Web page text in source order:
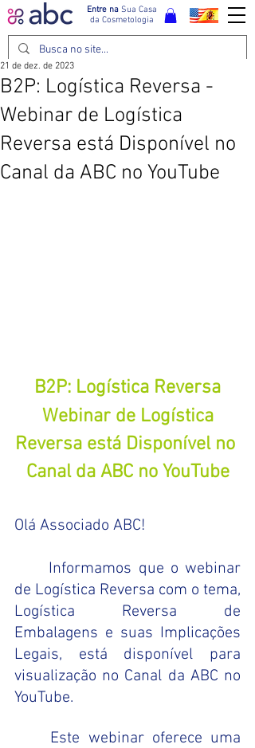
Entre naSua Casa
da Cosmetologia
B2P: Logística Reversa -
Webinar de Logística
Reversa está Disponível no
Canal da ABC no YouTube
21 de dez. de 2023
B2P: Logística Reversa
Reversa está Disponível no
Canal da ABC no YouTube
Olá Associado ABC!
de Logística Reversa com o tema,
Logística Reversa de
Embalagens e suas Implicações
Legais, está disponível para
visualização no Canal da ABC no
YouTube.